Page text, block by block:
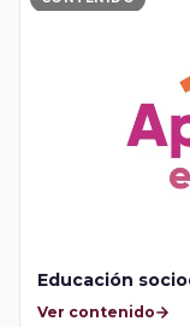
Educación
Ver contenido